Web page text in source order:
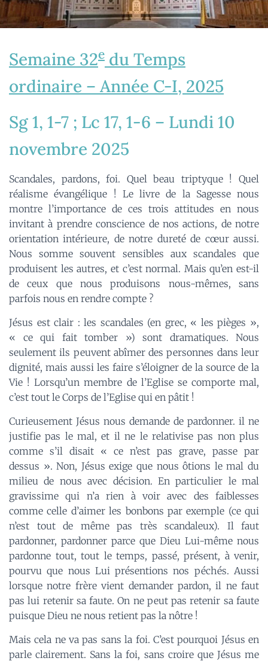
Semaine 32e du Temps
ordinaire – Année C-I, 2025
Sg 1, 1-7 ; Lc 17, 1-6 – Lundi 10
novembre 2025
Scandales, pardons, foi. Quel beau triptyque ! Quel
réalisme évangélique ! Le livre de la Sagesse nous
montre l’importance de ces trois attitudes en nous
invitant à prendre conscience de nos actions, de notre
orientation intérieure, de notre dureté de cœur aussi.
Nous somme souvent sensibles aux scandales que
produisent les autres, et c’est normal. Mais qu’en est-il
de ceux que nous produisons nous-mêmes, sans
parfois nous en rendre compte ?
Jésus est clair : les scandales (en grec, « les pièges »,
« ce qui fait tomber ») sont dramatiques. Nous
seulement ils peuvent abîmer des personnes dans leur
dignité, mais aussi les faire s’éloigner de la source de la
Vie ! Lorsqu’un membre de l’Eglise se comporte mal,
c’est tout le Corps de l’Eglise qui en pâtit !
Curieusement Jésus nous demande de pardonner. il ne
justifie pas le mal, et il ne le relativise pas non plus
comme s’il disait « ce n’est pas grave, passe par
dessus ». Non, Jésus exige que nous ôtions le mal du
milieu de nous avec décision. En particulier le mal
gravissime qui n’a rien à voir avec des faiblesses
comme celle d’aimer les bonbons par exemple (ce qui
n’est tout de même pas très scandaleux). Il faut
pardonner, pardonner parce que Dieu Lui-même nous
pardonne tout, tout le temps, passé, présent, à venir,
pourvu que nous Lui présentions nos péchés. Aussi
lorsque notre frère vient demander pardon, il ne faut
pas lui retenir sa faute. On ne peut pas retenir sa faute
puisque Dieu ne nous retient pas la nôtre !
Mais cela ne va pas sans la foi. C’est pourquoi Jésus en
parle clairement. Sans la foi, sans croire que Jésus me